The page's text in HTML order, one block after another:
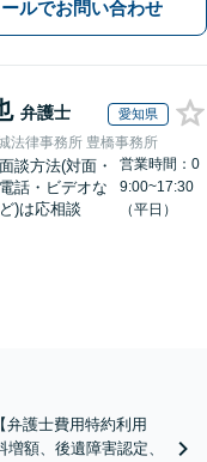
ールでお問い合わせ
弁護士 愛知県
法律事務所 豊橋事務所
面談方法(対面・
電話・ビデオな
ど)は応相談
営業時間：0
9:00~17:30
（平日）
弁護士費用特約利用
額、後遺障害認定、